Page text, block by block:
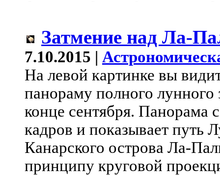
Затмение над Ла-
7.10.2015 |
На левой картинке вы
панораму полного
конце сентября. Панорама
кадров и показывает путь
Канарского острова Ла-
принципу круговой